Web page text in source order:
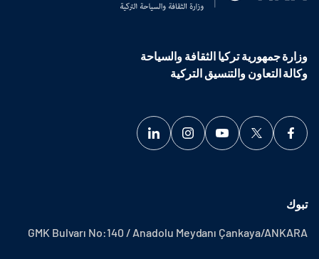
وزارة جمهورية تركيا الثقافة والسياحة
وكالة التعاون والتنسيق التركية
تبوك
GMK Bulvarı No:140 / Anadolu Meydanı Çankaya/ANKARA